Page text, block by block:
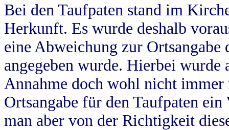
Bei den Taufpaten stand im
Herkunft. Es wurde deshalb
eine Abweichung zur
angegeben wurde. Hierbei wurde
Annahme doch wohl nicht
Ortsangabe für den Taufpaten
man aber von der Richtigkeit